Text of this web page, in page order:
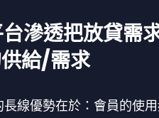
滲透把放貸需
給/需求
線優勢在於：會員的使